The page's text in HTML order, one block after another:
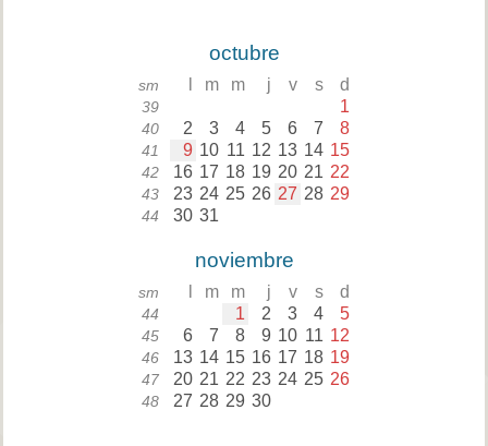
octubre
sm m m j v s d
39 1
40 2 3 4 5 6 7 8
41 9 10 11 12 13 14 15
42 16 17 18 19 20 21 22
43 23 24 25 26 27 28 29
44 30 31
noviembre
sm m m j v s d
44 1 2 3 4 5
45 6 7 8 9 10 11 12
46 13 14 15 16 17 18 19
47 20 21 22 23 24 25 26
48 27 28 29 30